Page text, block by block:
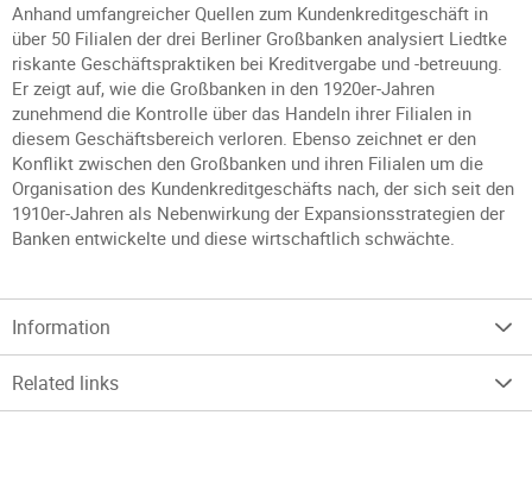
Anhand umfangreicher Quellen zum Kundenkreditgeschäft in
über 50 Filialen der drei Berliner Großbanken analysiert Liedtke
riskante Geschäftspraktiken bei Kreditvergabe und -betreuung.
Er zeigt auf, wie die Großbanken in den 1920er-Jahren
zunehmend die Kontrolle über das Handeln ihrer Filialen in
diesem Geschäftsbereich verloren. Ebenso zeichnet er den
Konflikt zwischen den Großbanken und ihren Filialen um die
Organisation des Kundenkreditgeschäfts nach, der sich seit den
1910er-Jahren als Nebenwirkung der Expansionsstrategien der
Banken entwickelte und diese wirtschaftlich schwächte.
Information
Related links